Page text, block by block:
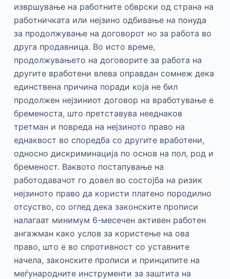
извршување на работните обврски од страна на
работничката или нејзино одбивање на понуда
за продолжување на договорот но за работа во
друга продавница. Во исто време,
продолжувањето на договорите за работа на
другите вработени влева оправдан сомнеж дека
единствена причина поради која не бил
продолжен нејзиниот договор на вработување е
бременоста, што претставува нееднаков
третман и повреда на нејзиното право на
еднаквост во споредба со другите вработени,
односно дискриминација по основ на пол, род и
бременост. Ваквото постапување на
работодавачот го довел во состојба на ризик
нејзиното право да користи платено породилно
отсуство, со оглед дека законските прописи
налагаат минимум 6-месечен активен работен
ангажман како услов за користење на ова
право, што е во спротивност со уставните
начела, законските прописи и принципите на
меѓународните инструменти за заштита на